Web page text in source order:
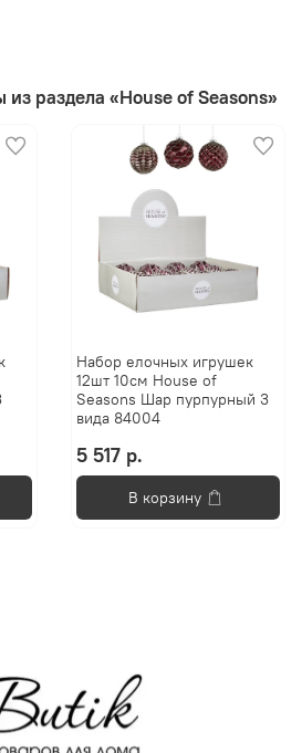
раздела «House of Seasons»
Набор елочных игрушек
12шт 10см House of
Seasons Шар пурпурный 3
вида 84004
5 517 р.
В корзину
Добро пожаловать в «Постель
Бутик»!🌸